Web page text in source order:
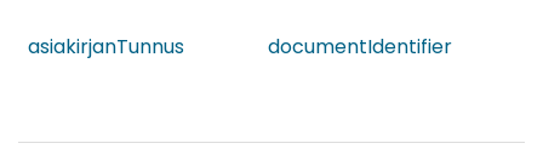
asiakirjanTunnus documentIdentifier